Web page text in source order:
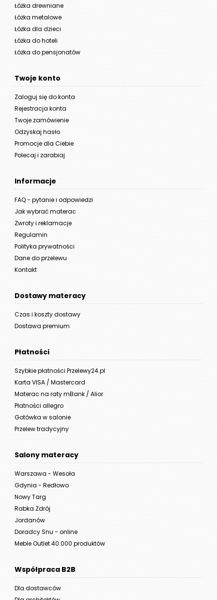
Łóżka drewniane
Łóżka metalowe
Łóżka dla dzieci
Łóżka do hoteli
Łóżka do pensjonatów
Twoje konto
Zaloguj się do konta
Rejestracja konta
Twoje zamówienie
Odzyskaj hasło
Promocje dla Ciebie
Polecaj i zarabiaj
Informacje
FAQ - pytanie i odpowiedzi
Jak wybrać materac
Zwroty i reklamacje
Regulamin
Polityka prywatności
Dane do przelewu
Kontakt
Dostawy materacy
Czas i koszty dostawy
Dostawa premium
Płatności
Szybkie płatności Przelewy24.pl
Karta VISA / Mastercard
Materac na raty mBank / Alior
Płatności allegro
Gotówka w salonie
Przelew tradycyjny
Salony materacy
Warszawa - Wesoła
Gdynia - Redłowo
Nowy Targ
Rabka Zdrój
Jordanów
Doradcy Snu - online
Meble Outlet 40.000 produktów
Współpraca B2B
Dla dostawców